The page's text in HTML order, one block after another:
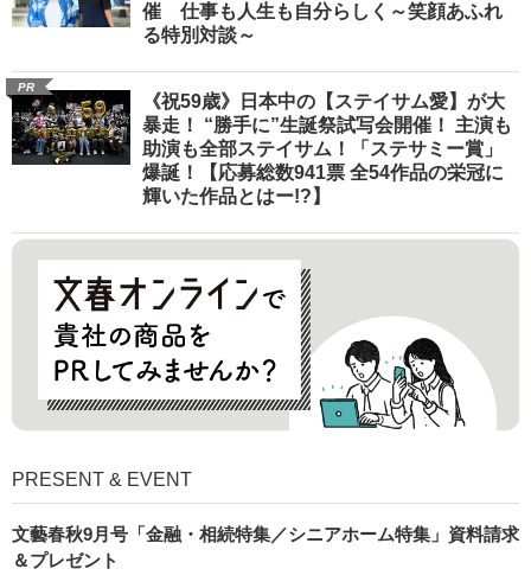
催 仕事も人生も自分らしく～笑顔あふれ
る特別対談～
PR
《祝59歳》日本中の【ステイサム愛】が大
暴走！ “勝手に”生誕祭試写会開催！ 主演も
助演も全部ステイサム！「ステサミー賞」
爆誕！【応募総数941票 全54作品の栄冠に
輝いた作品とはー!?】
PRESENT & EVENT
文藝春秋9月号「金融・相続特集／シニアホーム特集」資料請求
＆プレゼント